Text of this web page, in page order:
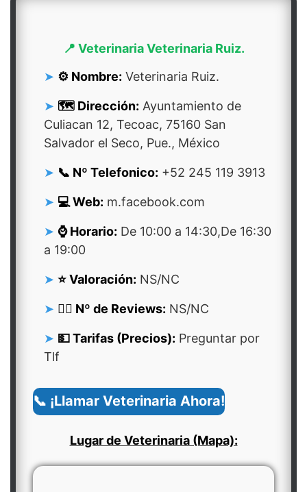
📍 Veterinaria Veterinaria Ruiz.
⚙️ Nombre: Veterinaria Ruiz.
🗺️ Dirección: Ayuntamiento de
Culiacan 12, Tecoac, 75160 San
Salvador el Seco, Pue., México
📞 Nº Telefonico: +52 245 119 3913
💻 Web: m.facebook.com
⌚ Horario: De 10:00 a 14:30,De 16:30
a 19:00
⭐ Valoración: NS/NC
👍🏻 Nº de Reviews: NS/NC
💵 Tarifas (Precios): Preguntar por
Tlf
📞 ¡Llamar Veterinaria Ahora!
Lugar de Veterinaria (Mapa):